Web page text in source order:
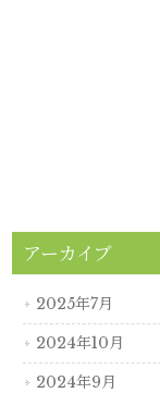
アーカイブ
2025年7月
2024年10月
2024年9月